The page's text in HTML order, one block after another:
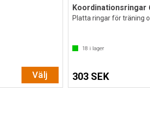
Välj
Koordinationsringar
Platta ringar för träning
18 i lager
303 SEK